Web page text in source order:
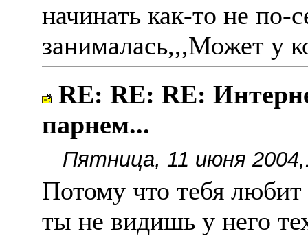
начинать как-то не по-
занималась,,,Может у
RE: RE: RE:
парнем...
Пятница, 11 июня
Потому что тебя
ты не видишь у него